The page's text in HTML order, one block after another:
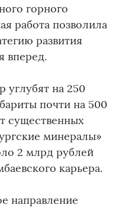
горного
работа позволила
развития
вперед.
углубят на 250
почти на 500
существенных
минералы»
2 млрд рублей
карьера.
направление